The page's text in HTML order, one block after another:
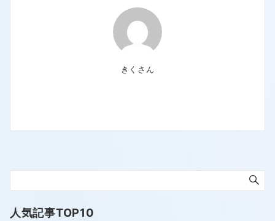
きくさん
人気記事TOP10